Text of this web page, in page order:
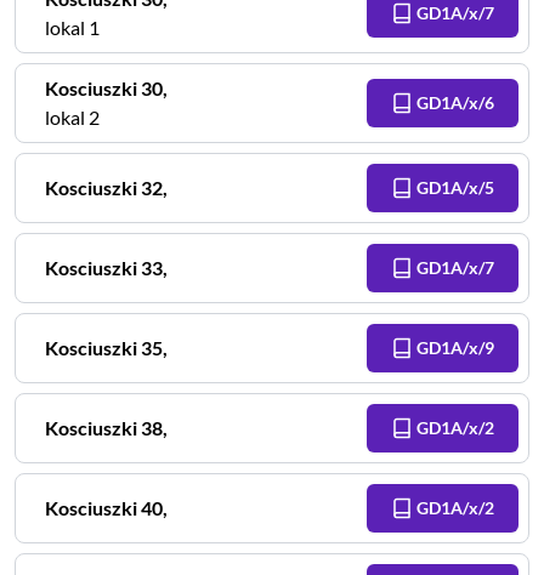
lokal 1
GD1A/x/7
Kosciuszki30,
lokal 2
GD1A/x/6
Kosciuszki32, GD1A/x/5
Kosciuszki33, GD1A/x/7
Kosciuszki35, GD1A/x/9
Kosciuszki38, GD1A/x/2
Kosciuszki40, GD1A/x/2